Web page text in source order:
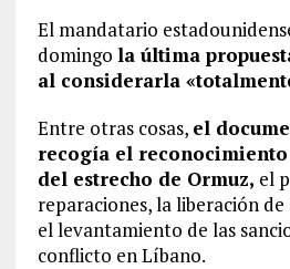
El mandatario
domingo la última
al considerarla
Entre otras cosas, el
recogía el
del estrecho de Ormuz, el
reparaciones, la liberación
el levantamiento de las
conflicto en Líbano.